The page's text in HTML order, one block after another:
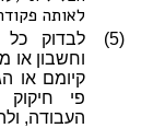
לאותה
(5)
לבדוק כל
וחשבון או
קיומם או
פי חיקוק
העבודה,